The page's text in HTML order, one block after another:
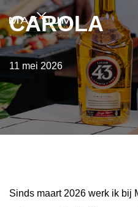
CAROLA
11 mei 2026
Sinds maart 2026 werk ik bij